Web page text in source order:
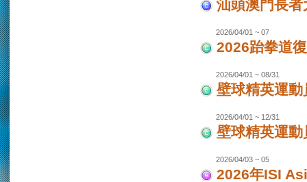
汕頭澳門長
2026/04/01 ~ 07
2026跆拳道
2026/04/01 ~ 08/31
壁球精英運
2026/04/01 ~ 12/31
壁球精英運
2026/04/03 ~ 05
2026年ISI